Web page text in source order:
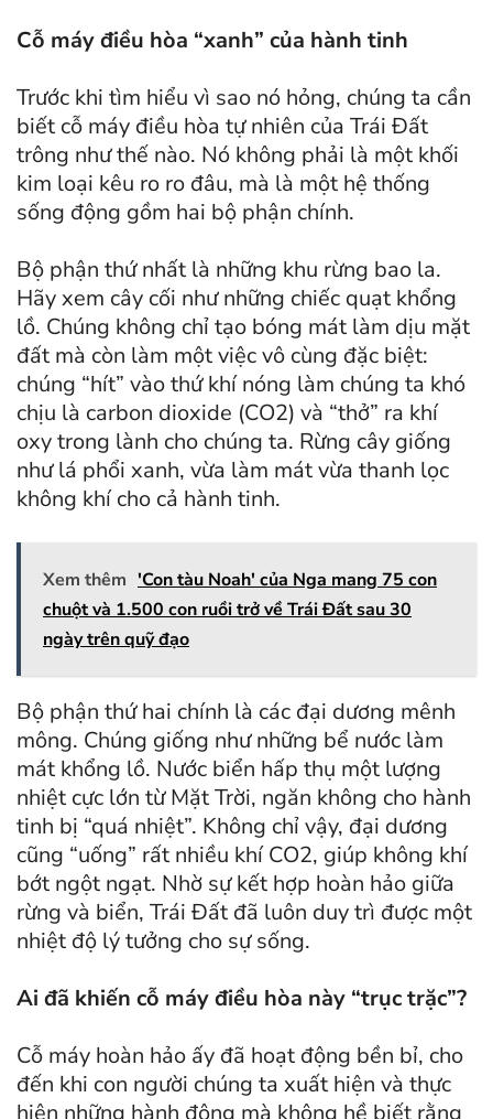
Cỗ máy điều hòa “xanh” của hành tinh
Trước khi tìm hiểu vì sao nó hỏng, chúng ta cần
biết cỗ máy điều hòa tự nhiên của Trái Đất
trông như thế nào. Nó không phải là một khối
kim loại kêu ro ro đâu, mà là một hệ thống
sống động gồm hai bộ phận chính.
Bộ phận thứ nhất là những khu rừng bao la.
Hãy xem cây cối như những chiếc quạt khổng
lồ. Chúng không chỉ tạo bóng mát làm dịu mặt
đất mà còn làm một việc vô cùng đặc biệt:
chúng “hít” vào thứ khí nóng làm chúng ta khó
chịu là carbon dioxide (CO2) và “thở” ra khí
oxy trong lành cho chúng ta. Rừng cây giống
như lá phổi xanh, vừa làm mát vừa thanh lọc
không khí cho cả hành tinh.
Xem thêm 'Con tàu Noah' của Nga mang 75 con
chuột và 1.500 con ruồi trở về Trái Đất sau 30
ngày trên quỹ đạo
Bộ phận thứ hai chính là các đại dương mênh
mông. Chúng giống như những bể nước làm
mát khổng lồ. Nước biển hấp thụ một lượng
nhiệt cực lớn từ Mặt Trời, ngăn không cho hành
tinh bị “quá nhiệt”. Không chỉ vậy, đại dương
cũng “uống” rất nhiều khí CO2, giúp không khí
bớt ngột ngạt. Nhờ sự kết hợp hoàn hảo giữa
rừng và biển, Trái Đất đã luôn duy trì được một
nhiệt độ lý tưởng cho sự sống.
Ai đã khiến cỗ máy điều hòa này “trục trặc”?
Cỗ máy hoàn hảo ấy đã hoạt động bền bỉ, cho
đến khi con người chúng ta xuất hiện và thực